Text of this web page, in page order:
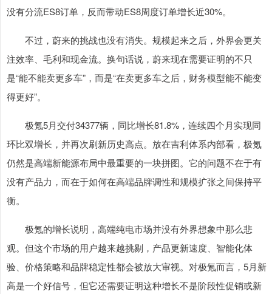
没有分流ES8订单，反而带动ES8周度订单增长近30%。
不过，蔚来的挑战也没有消失。规模起来之后，外界会更关
注效率、毛利和现金流。换句话说，蔚来现在需要证明的不只
是“能不能卖更多车”，而是“在卖更多车之后，财务模型能不能变
得更好”。
极氪5月交付34377辆，同比增长81.8%，连续四个月实现同
环比双增长，并再次刷新历史高点。放在吉利体系内部看，极氪
仍然是高端新能源布局中最重要的一块拼图。它的问题不在于有
没有产品力，而在于如何在高端品牌调性和规模扩张之间保持平
衡。
极氪的增长说明，高端纯电市场并没有外界想象中那么悲
观。但这个市场的用户越来越挑剔，产品更新速度、智能化体
验、价格策略和品牌稳定性都会被放大审视。对极氪而言，5月新
高是一个好信号，但它还需要证明这种增长不是阶段性促销或新